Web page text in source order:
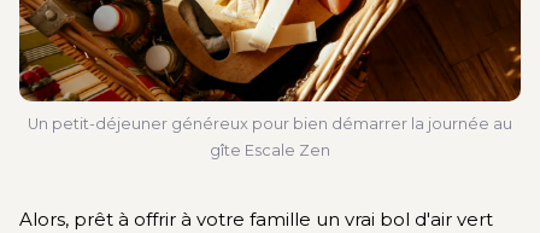
Un petit-déjeuner généreux pour bien démarrer la journée au
gîte Escale Zen
Alors, prêt à offrir à votre famille un vrai bol d'air vert